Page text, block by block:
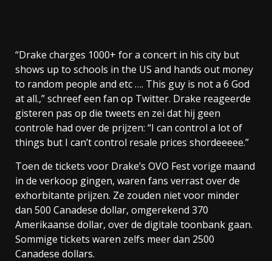
“Drake charges 1000+ for a concert in his city but
shows up to schools in the US and hands out money
to random people and etc …. This guy is not a 6 God
at all.,” schreef een fan op Twitter. Drake reageerde
gisteren pas op die tweets en zei dat hij geen
controle had over de prijzen: “I can control a lot of
things but I can’t control resale prices shordeeeee.”
Toen de tickets voor Drake’s OVO Fest vorige maand
in de verkoop gingen, waren fans verrast over de
exhorbitante prijzen. Ze zouden niet voor minder
dan 500 Canadese dollar, omgerekend 370
Amerikaanse dollar, over de digitale toonbank gaan.
Sommige tickets waren zelfs meer dan 2500
Canadese dollars.